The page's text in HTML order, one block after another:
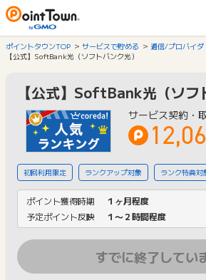
ポイントタウンTOP サービスで貯める
通信/プロバイダ
【公式】SoftBank光（ソフトバンク光）
【公式】SoftBank光（ソフ
サービス契約・
初回利用限定 ランクアップ対象 ランク特典対
ポイント獲得時期
１ヶ月程度
予定ポイント反映
１〜２時間程度
すでに終了してい